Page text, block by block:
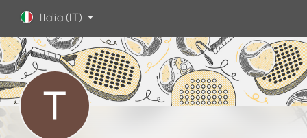
Italia (IT)